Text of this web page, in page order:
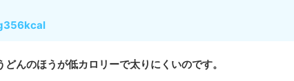
どんのほうが低カロリーで太りにくいのです。